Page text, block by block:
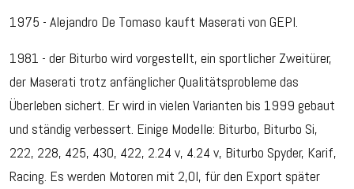
1975 - Alejandro De Tomaso kauft Maserati von GEPI.
1981 - der Biturbo wird vorgestellt, ein sportlicher Zweitürer,
der Maserati trotz anfänglicher Qualitätsprobleme das
Überleben sichert. Er wird in vielen Varianten bis 1999 gebaut
und ständig verbessert. Einige Modelle: Biturbo, Biturbo Si,
222, 228, 425, 430, 422, 2.24 v, 4.24 v, Biturbo Spyder, Karif,
Racing. Es werden Motoren mit 2,0l, für den Export später